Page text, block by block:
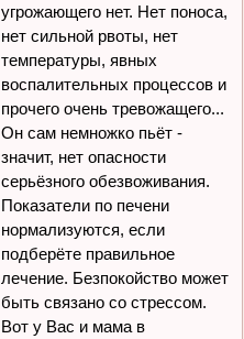
угрожающего нет. Нет поноса,
нет сильной рвоты, нет
температуры, явных
воспалительных процессов и
прочего очень тревожащего...
Он сам немножко пьёт -
значит, нет опасности
серьёзного обезвоживания.
Показатели по печени
нормализуются, если
подберёте правильное
лечение. Безпокойство может
быть связано со стрессом.
Вот у Вас и мама в